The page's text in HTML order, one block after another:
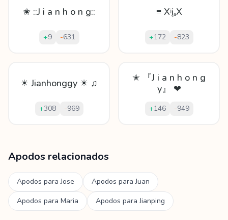
✬ ::J i a n h o n g::
+9 -631
≡ XʲįₐX
+172 -823
☀ Jianhonggy ☀ ♫
+308 -969
✭ 『J i a n h o n g
y』 ❤
+146 -949
Apodos relacionados
Apodos paraJose Apodos paraJuan
Apodos para Maria Apodos paraJianping